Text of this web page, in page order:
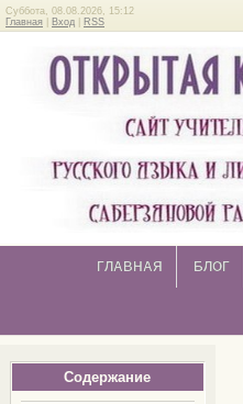
Суббота, 08.08.2026, 15:12
Главная
Вход RSS
ГЛАВНАЯ БЛОГ
Содержание